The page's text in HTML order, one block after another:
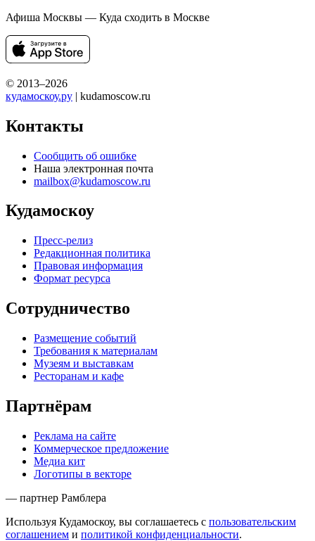
Афиша Москвы — Куда сходить в Москве
© 2013–2026
кудамоскоу.ру | kudamoscow.ru
Контакты
Сообщить об ошибке
Наша электронная почта
mailbox@kudamoscow.ru
Кудамоскоу
Пресс-релиз
Редакционная политика
Правовая информация
Формат ресурса
Сотрудничество
Размещение событий
Требования к материалам
Музеям и выставкам
Ресторанам и кафе
Партнёрам
Реклама на сайте
Коммерческое предложение
Медиа кит
Логотипы в векторе
— партнер Рамблера
Используя Кудамоскоу, вы соглашаетесь с пользовательским
соглашением и политикой конфиденциальности.